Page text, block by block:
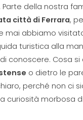
Parte della nostra
città di Ferrara,
mai abbiamo
turistica alla
conoscere. Cosa si
o dietro le
perché non ci
curiosità morbosa